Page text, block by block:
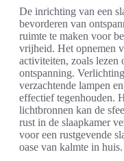
De inrichting van een
bevorderen van
ruimte te maken voor
vrijheid. Het opnemen
activiteiten, zoals lezen
ontspanning.
verzachtende lampen
effectief tegenhouden.
lichtbronnen kan de
rust in de slaapkamer
voor een rustgevende
oase van kalmte in huis.